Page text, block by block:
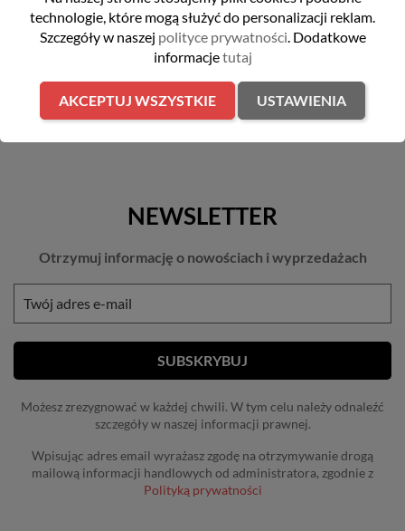
DO KOSZYKA DO KOSZYKA
NEWSLETTER
Otrzymuj informację o nowościach i wyprzedażach
Możesz zrezygnować w każdej chwili. W tym celu należy odnaleźć
szczegóły w naszej informacji prawnej.
Wpisując adres email wyrażasz zgodę na otrzymywanie drogą
mailową informacji handlowych od administratora, zgodnie z
Polityką prywatności
technologie, które mogą służyć do personalizacji reklam.
Szczegóły w naszej polityce prywatności. Dodatkowe
informacjetutaj
AKCEPTUJ WSZYSTKIE USTAWIENIA